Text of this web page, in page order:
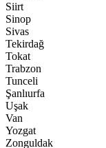
Siirt
Sinop
Sivas
Tekirdağ
Tokat
Trabzon
Tunceli
Şanlıurfa
Uşak
Van
Yozgat
Zonguldak